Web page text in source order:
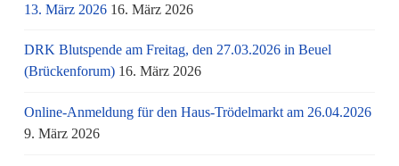
13. März 2026 16. März 2026
DRK Blutspende am Freitag, den 27.03.2026 in Beuel
(Brückenforum) 16. März 2026
Online-Anmeldung für den Haus-Trödelmarkt am 26.04.2026
9. März 2026